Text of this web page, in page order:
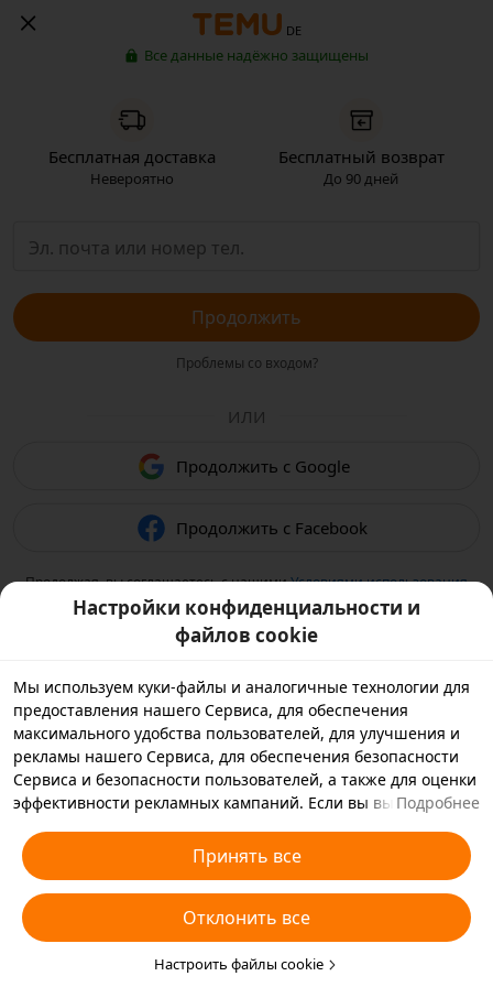
DE
Все данные надёжно защищены
Бесплатная доставка
Невероятно
Бесплатный возврат
До 90 дней
Продолжить
Проблемы со входом?
ИЛИ
Продолжить с Google
Продолжить с Facebook
Продолжая, вы соглашаетесь с нашимиУсловиями использования
и подтверждаете, что прочитали нашу Политику
конфиденциальности
Настройки конфиденциальности и
файлов cookie
Мы используем куки-файлы и аналогичные технологии для
предоставления нашего Сервиса, для обеспечения
максимального удобства пользователей, для улучшения и
рекламы нашего Сервиса, для обеспечения безопасности
Сервиса и безопасности пользователей, а также для оценки
эффективности рекламных кампаний. Если вы выбираете
с которыми мы работаем, будем хранить куки-файлы и
использовать аналогичные технологии на вашем
устройстве в рекламных целях. Вы также можете выбрать
«Отклонить все», чтобы отклонить все необязательные
куки-файлы, или выбрать, какие типы куки-файлов
необходимо принять или отклонить. Для этого нажмите
Подробнее
Принять все
Отклонить все
Настроить файлы cookie